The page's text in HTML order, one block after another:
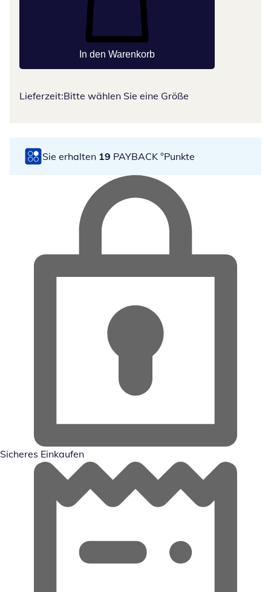
In den Warenkorb
Lieferzeit:Bitte wählen Sie eine Größe
Sie erhalten 19 PAYBACK °Punkte
Sicheres Einkaufen